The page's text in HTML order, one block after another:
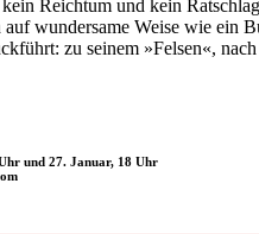
Reichtum und kein
auf wundersame Weise wie ein
zu seinem »Felsen«,
und 27. Januar, 18 Uhr